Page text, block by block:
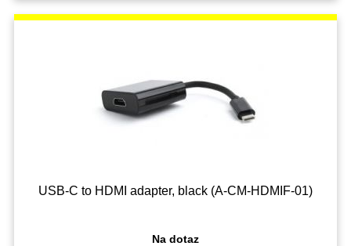
USB-C to HDMI adapter, black (A-CM-HDMIF-01)
Na dotaz